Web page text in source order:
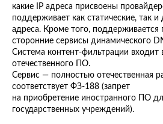
какие IP адреса присвоены
поддерживает как статические, так
адреса. Кроме того, поддерживается
сторонние сервисы динамического
Система контент-фильтрации входит
отечественного ПО.
Сервис — полностью отечественная
соответствует ФЗ-188 (запрет
на приобретение иностранного ПО
государственных учреждений).